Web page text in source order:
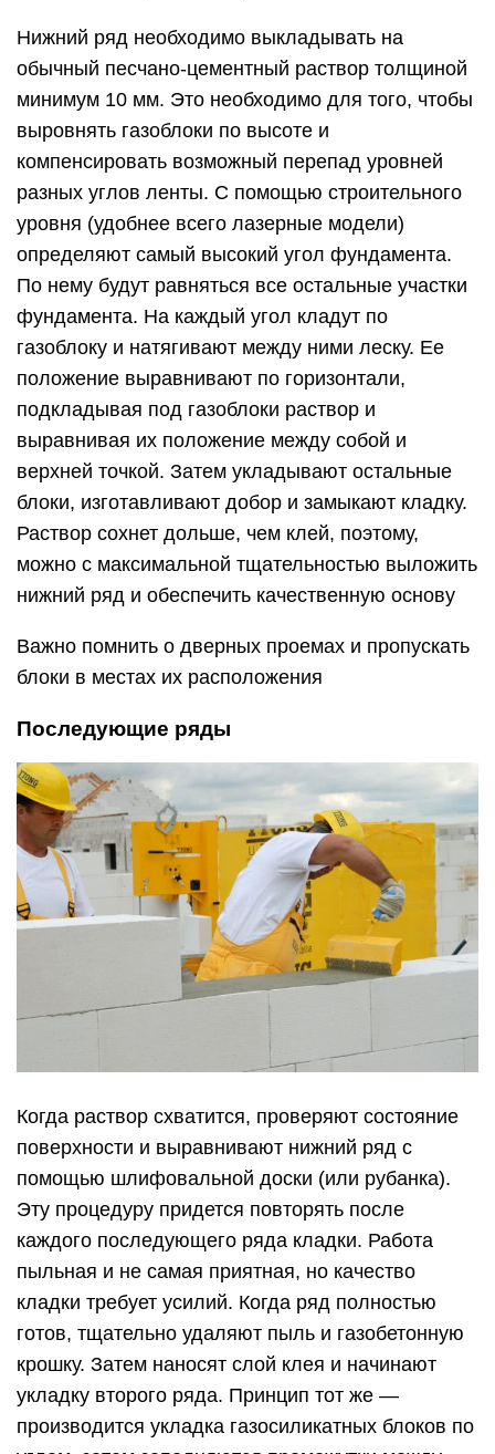
Нижний ряд необходимо выкладывать на
обычный песчано-цементный раствор толщиной
минимум 10 мм. Это необходимо для того, чтобы
выровнять газоблоки по высоте и
компенсировать возможный перепад уровней
разных углов ленты. С помощью строительного
уровня (удобнее всего лазерные модели)
определяют самый высокий угол фундамента.
По нему будут равняться все остальные участки
фундамента. На каждый угол кладут по
газоблоку и натягивают между ними леску. Ее
положение выравнивают по горизонтали,
подкладывая под газоблоки раствор и
выравнивая их положение между собой и
верхней точкой. Затем укладывают остальные
блоки, изготавливают добор и замыкают кладку.
Раствор сохнет дольше, чем клей, поэтому,
можно с максимальной тщательностью выложить
нижний ряд и обеспечить качественную основу
Важно помнить о дверных проемах и пропускать
блоки в местах их расположения
Последующие ряды
Когда раствор схватится, проверяют состояние
поверхности и выравнивают нижний ряд с
помощью шлифовальной доски (или рубанка).
Эту процедуру придется повторять после
каждого последующего ряда кладки. Работа
пыльная и не самая приятная, но качество
кладки требует усилий. Когда ряд полностью
готов, тщательно удаляют пыль и газобетонную
крошку. Затем наносят слой клея и начинают
укладку второго ряда. Принцип тот же —
производится укладка газосиликатных блоков по